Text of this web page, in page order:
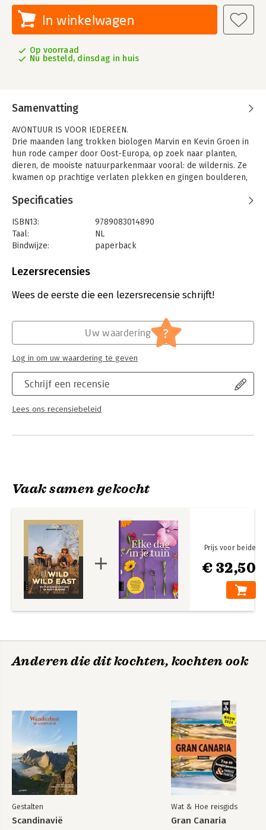
In winkelwagen
Op voorraad
Nu besteld, dinsdag in huis
Samenvatting
AVONTUUR IS VOOR IEDEREEN.
Drie maanden lang trokken biologen Marvin en Kevin Groen in
hun rode camper door Oost-Europa, op zoek naar planten,
dieren, de mooiste natuurparkenmaar vooral: de wildernis. Ze
kwamen op prachtige verlaten plekken en gingen boulderen,
snowkiten. Ze kampeerden aan een eindeloos uitgestrekt meer
En ja, ze stonden oog in oog met een beer. Ga mee met de
tweeling naar Duitsland, Polen, Slowakijke, Tsjechië, Roemenië
en Hongarije en ontdek de bijzondere natuur in het
Specificaties
ISBN13:
9789083014890
Taal:
NL
Bindwijze:
paperback
Uitgever:
Verschijningsdatum:
8-3-2022
Reizen
Lezersrecensies
Wees de eerste die een lezersrecensie schrijft!
Schrijf een recensie
Lees ons recensiebeleid
Uw waardering ?
Log in om uw waardering te geven
Vaak samen gekocht
€ 32,50
Prijs voor beide
Anderen die dit kochten, kochten ook
Gestalten
Scandinavië
Wat & Hoe reisgids
Gran Canaria